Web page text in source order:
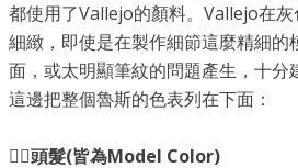
都使用了Vallejo的顏料。Vallejo在
細緻，即使是在製作細節這麼精細的
面，或太明顯筆紋的問題產生，十分
這邊把整個魯斯的色表列在下面：
👱‍♂️頭髮(皆為Model Color)